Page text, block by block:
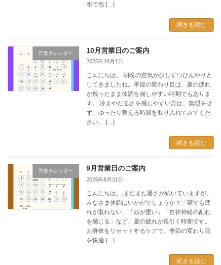
布で包 […]
続きを読む
営業カレンダー 10月営業日のご案内
2025年10月1日
こんにちは。 朝晩の空気が少しずつひんやりと
してきましたね。季節の変わり目は、夏の疲れ
が残ったまま体調を崩しやすい時期でもありま
す。 冷えやだるさを感じやすい方は、無理をせ
ず、ゆったり整える時間を取り入れてみてくだ
さい。 […]
続きを読む
営業カレンダー 9月営業日のご案内
2025年8月31日
こんにちは。 まだまだ暑さが続いていますが、
みなさま体調はいかがでしょうか？「寝ても疲
れが取れない」「頭が重い」「自律神経の乱れ
を感じる」など、夏の疲れが長引く時期です。
お身体をリセットするケアで、季節の変わり目
を快適 […]
続きを読む